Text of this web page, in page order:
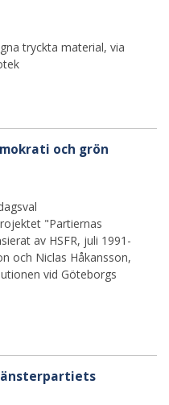
tryckta material, via
och grön
"Partiernas
av HSFR, juli 1991-
och Niclas Håkansson,
vid Göteborgs